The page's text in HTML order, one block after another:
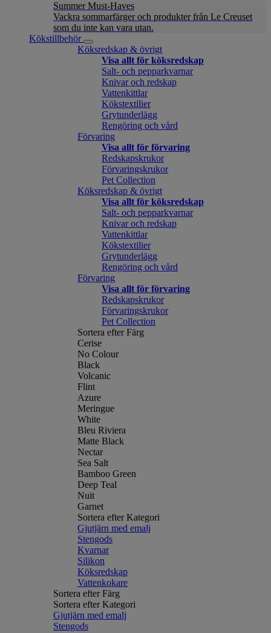
Summer Must-Haves
Vackra sommarfärger och produkter från Le Creuset
som du inte kan vara utan.
Kökstillbehör
Köksredskap & övrigt
Visa allt för köksredskap
Salt- och pepparkvarnar
Knivar och redskap
Vattenkittlar
Kökstextilier
Grytunderlägg
Rengöring och vård
Förvaring
Visa allt för förvaring
Redskapskrukor
Förvaringskrukor
Pet Collection
Köksredskap & övrigt
Visa allt för köksredskap
Salt- och pepparkvarnar
Knivar och redskap
Vattenkittlar
Kökstextilier
Grytunderlägg
Rengöring och vård
Förvaring
Visa allt för förvaring
Redskapskrukor
Förvaringskrukor
Pet Collection
Sortera efter Färg
Cerise
No Colour
Black
Volcanic
Flint
Azure
Meringue
White
Bleu Riviera
Matte Black
Nectar
Sea Salt
Bamboo Green
Deep Teal
Nuit
Garnet
Sortera efter Kategori
Gjutjärn med emalj
Stengods
Kvarnar
Silikon
Köksredskap
Vattenkokare
Sortera efter Färg
Sortera efter Kategori
Gjutjärn med emalj
Stengods